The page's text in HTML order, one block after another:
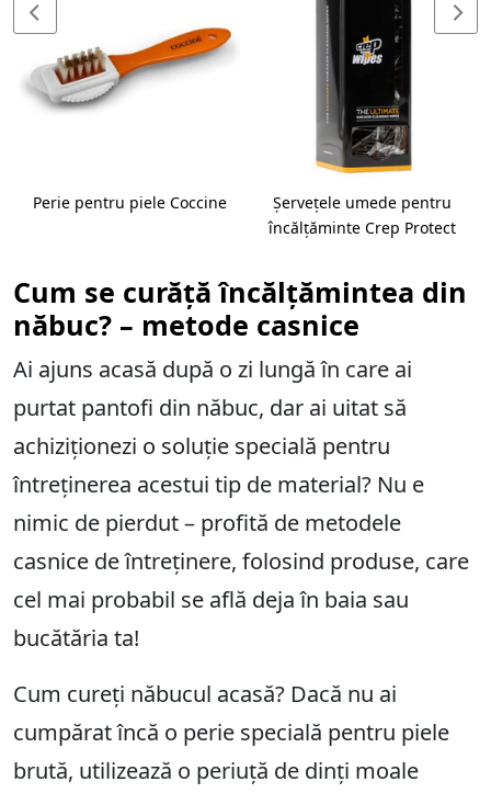
Perie pentru piele Coccine
Șervețele umede pentru
încălțăminte Crep Protect
Cum se curăță încălțămintea din
năbuc? – metode casnice
Ai ajuns acasă după o zi lungă în care ai
purtat pantofi din năbuc, dar ai uitat să
achiziționezi o soluție specială pentru
întreținerea acestui tip de material? Nu e
nimic de pierdut – profită de metodele
casnice de întreținere, folosind produse, care
cel mai probabil se află deja în baia sau
bucătăria ta!
Cum cureți năbucul acasă? Dacă nu ai
cumpărat încă o perie specială pentru piele
brută, utilizează o periuță de dinți moale